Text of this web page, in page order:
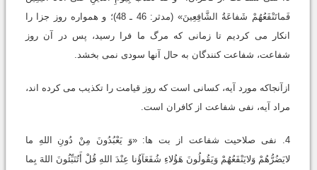
فَماتَنْفَعُهُمْ شَفاعَةُ الشَّافِعِینَ» (مدثر: 46 ـ 48)؛ و همواره روز جزا را
انکار می کردیم تا زمانی که مرگ ما فرا رسید، پس در آن روز
شفاعت، شفاعت کنندگان به حال آنها سودی نمی بخشد.
ازآنجاکه مورد آیه، کسانی است که روز قیامت را تکذیب می کرده اند،
مراد آیه، نفی شفاعت از کافران است.
4. نفی صلاحیت شفاعت از بت ها: «وَ یَعْبُدُونَ مِنْ دُونِ اللهِ ما
لایَضُرُّهُمْ وَلایَنْفَعُهُمْ وَیَقُولُونَ هَؤُلاءِ شُفَعَآؤُنا عِنْدَ اللهِ قُلْ أَتُنَبِّئُونَ اللهَ بِما